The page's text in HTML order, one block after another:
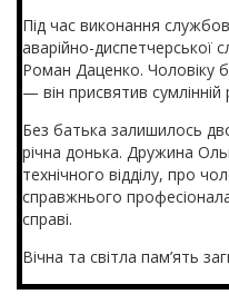
Під час виконання
аварійно-диспетчерської
Роман Даценко. Чоловіку
— він присвятив сумлінній
Без батька залишилось
річна донька. Дружина
технічного відділу, про
справжнього
справі.
Вічна та світла пам’ять